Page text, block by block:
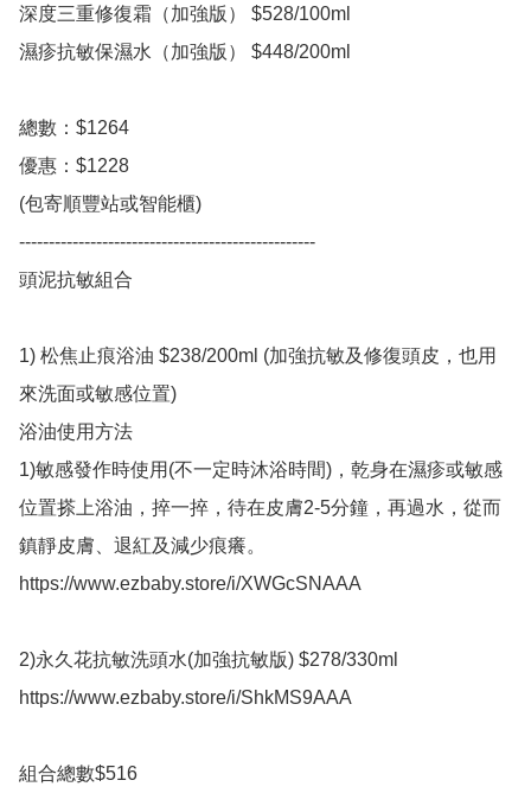
深度三重修復霜（加強版） $528/100ml
濕疹抗敏保濕水（加強版） $448/200ml
總數：$1264
優惠：$1228
(包寄順豐站或智能櫃)
-----‐--------------------------------------------
頭泥抗敏組合
1) 松焦止痕浴油 $238/200ml (加強抗敏及修復頭皮，也用
來洗面或敏感位置)
浴油使用方法
1)敏感發作時使用(不一定時沐浴時間)，乾身在濕疹或敏感
位置搽上浴油，捽一捽，待在皮膚2-5分鐘，再過水，從而
鎮靜皮膚、退紅及減少痕癢。
https://www.ezbaby.store/i/XWGcSNAAA
2)永久花抗敏洗頭水(加強抗敏版) $278/330ml
https://www.ezbaby.store/i/ShkMS9AAA
組合總數$516